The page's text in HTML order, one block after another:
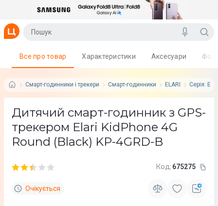
Смарт-годинники і трекери Смарт-годинники ELARI Серія:
Все про товар Характеристики Аксесуари
Дитячий смарт-годинник з GPS-
трекером Elari KidPhone 4G
Round (Black) KP-4GRD-B
Код: 675275
Очікується